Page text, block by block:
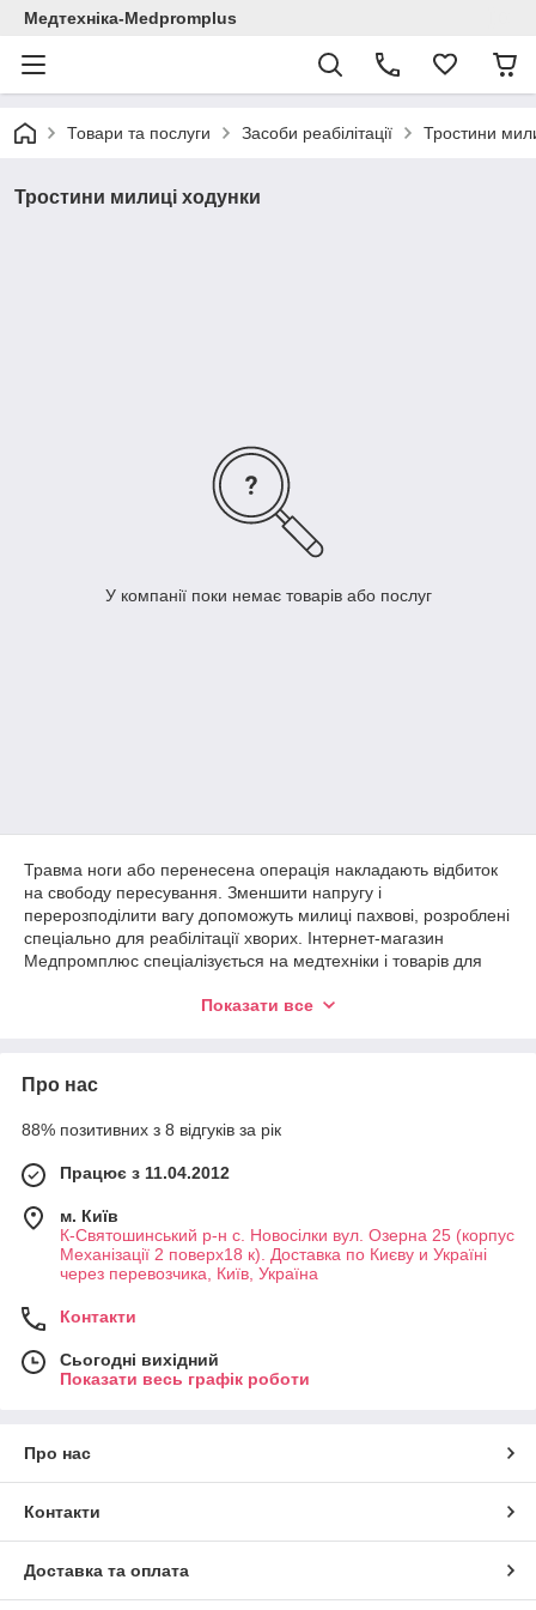
Медтехніка-Medpromplus
Товари та послуги Засоби реабілітації Тростини
Тростини милиці ходунки
У компанії поки немає товарів або послуг
Травма ноги або перенесена операція накладають відбиток
на свободу пересування. Зменшити напругу і
перерозподілити вагу допоможуть милиці пахвові, розроблені
спеціально для реабілітації хворих. Інтернет-магазин
Медпромплюс спеціалізується на медтехніки і товарів для
протипролежневі матрациі допоміжна атрибутика
Опорна тростина — помічник у
пересуванні
Чим старше стає людина,
тим важче ходити
самостійно. В такому
випадку не обійтися без
тростини. Ця опора
допомагає людям з
можливостями, які
після травми або
операції. Найчастіше
буває декількох видів. Які тростини можна придбати на
нашому сайті:
орієнтир — призначена для людей з проблемами
зору, використовується для орієнтування в приміщенні і
Показати все
Про нас
88% позитивних з 8 відгуків за рік
Працює з 11.04.2012
м. Київ
К-Святошинський р-н с. Новосілки вул. Озерна 25 (корпус
Механізації 2 поверх18 к). Доставка по Києву и Україні
через перевозчика, Київ, Україна
Контакти
Сьогодні вихідний
Показати весь графік роботи
Про нас
Контакти
Доставка та оплата